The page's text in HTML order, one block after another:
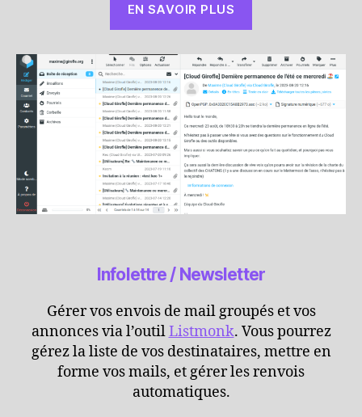
EN SAVOIR PLUS
Infolettre / Newsletter
Gérer vos envois de mail groupés et vos
annonces via l’outilListmonk. Vous pourrez
gérez la liste de vos destinataires, mettre en
forme vos mails, et gérer les renvois
automatiques.